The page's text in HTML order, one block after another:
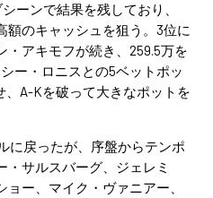
ーンで結果を残しており、
額のキャッシュを狙う。3位に
・アキモフが続き、259.5万を
ー・ロニスとの5ベットポッ
、A-Kを破って大きなポットを
に戻ったが、序盤からテンポ
・サルスバーグ、ジェレミ
ー、マイク・ヴァニアー、